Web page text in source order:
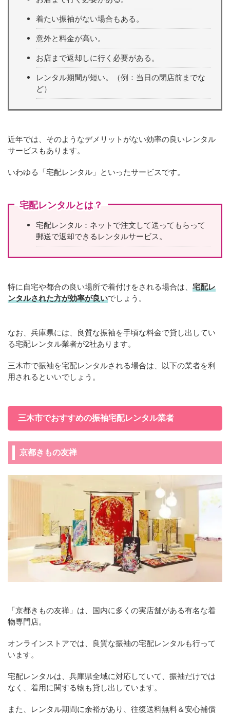
着たい振袖がない場合もある。
意外と料金が高い。
お店まで返却しに行く必要がある。
レンタル期間が短い。（例：当日の閉店前までな
ど）
近年では、そのようなデメリットがない効率の良いレンタル
サービスもあります。
いわゆる「宅配レンタル」といったサービスです。
宅配レンタルとは？
宅配レンタル：ネットで注文して送ってもらって
郵送で返却できるレンタルサービス。
特に自宅や都合の良い場所で着付けをされる場合は、 宅配レ
ンタルされた方が効率が良いでしょう。
なお、兵庫県には、良質な振袖を手頃な料金で貸し出してい
る宅配レンタル業者が2社あります。
三木市で振袖を宅配レンタルされる場合は、以下の業者を利
用されるといいでしょう。
三木市でおすすめの振袖宅配レンタル業者
京都きもの友禅
「京都きもの友禅」は、国内に多くの実店舗がある有名な着
物専門店。
オンラインストアでは、良質な振袖の宅配レンタルも行って
います。
宅配レンタルは、兵庫県全域に対応していて、振袖だけでは
なく、着用に関する物も貸し出しています。
また、レンタル期間に余裕があり、往復送料無料＆安心補償